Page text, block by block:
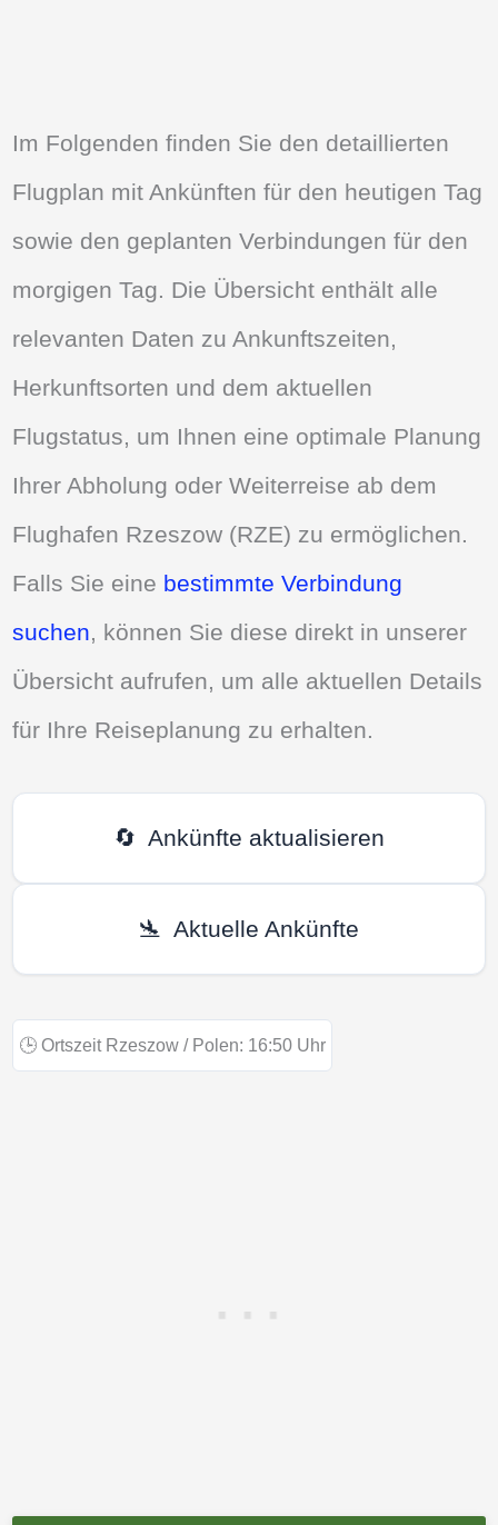
Im Folgenden finden Sie den detaillierten
Flugplan mit Ankünften für den heutigen Tag
sowie den geplanten Verbindungen für den
morgigen Tag. Die Übersicht enthält alle
relevanten Daten zu Ankunftszeiten,
Herkunftsorten und dem aktuellen
Flugstatus, um Ihnen eine optimale Planung
Ihrer Abholung oder Weiterreise ab dem
Flughafen Rzeszow (RZE) zu ermöglichen.
Falls Sie eine bestimmte Verbindung
suchen, können Sie diese direkt in unserer
Übersicht aufrufen, um alle aktuellen Details
für Ihre Reiseplanung zu erhalten.
🔄 Ankünfte aktualisieren
🛬 Aktuelle Ankünfte
🕒 Ortszeit Rzeszow / Polen: 16:50 Uhr